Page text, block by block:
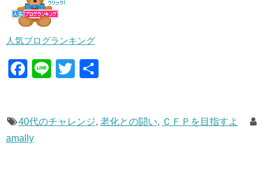
人気ブログランキング
F
e
b
Li
T
er
40代のチャレンジ, 老化との闘い, ＣＦＰを目指すよ
amally